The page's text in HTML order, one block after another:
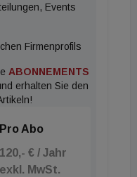
die zukünftige
erfreut.
Events
Firmenprofils
ABONNEMENTS
erhalten Sie den
Pro Abo
120,- € / Jahr
exkl. MwSt.